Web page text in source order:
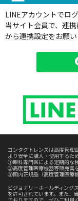
LINEアカウントでロ
当サイト会員で、連
から連携設定をお願い
コンタクトレンズは高度管理
より安全に購入・使用するた
①眼科専門医による定期的な
②高度管理医療機器等販売業
③国内正規品（高度管理医療
ビジョナリーホールディング
を許可されています。また、